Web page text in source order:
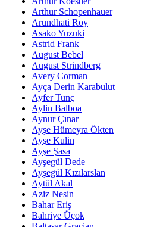
Arthur Schopenhauer
Arundhati Roy
Asako Yuzuki
Astrid Frank
August Bebel
August Strindberg
Avery Corman
Ayça Derin Karabulut
Ayfer Tunç
Aylin Balboa
Aynur Çınar
Ayşe Hümeyra Ökten
Ayşe Kulin
Ayşe Şasa
Ayşegül Dede
Ayşegül Kızılarslan
Aytül Akal
Aziz Nesin
Bahar Eriş
Bahriye Üçok